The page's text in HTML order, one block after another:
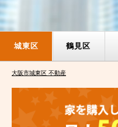
城東区 鶴見区
大阪市城東区 不動産